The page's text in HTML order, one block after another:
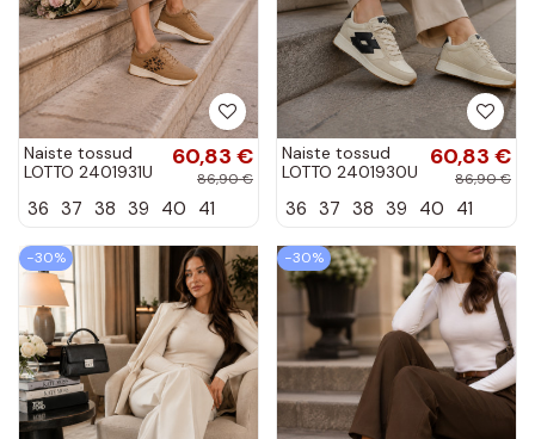
Naiste tossud
LOTTO 2401931U
leopardimustriga
60,83 €
86,90 €
36 37 38 39 40 41
Naiste tossud
LOTTO 2401930U
tuhmvalges
60,83 €
86,90 €
36 37 38 39 40 41
−30% −30%